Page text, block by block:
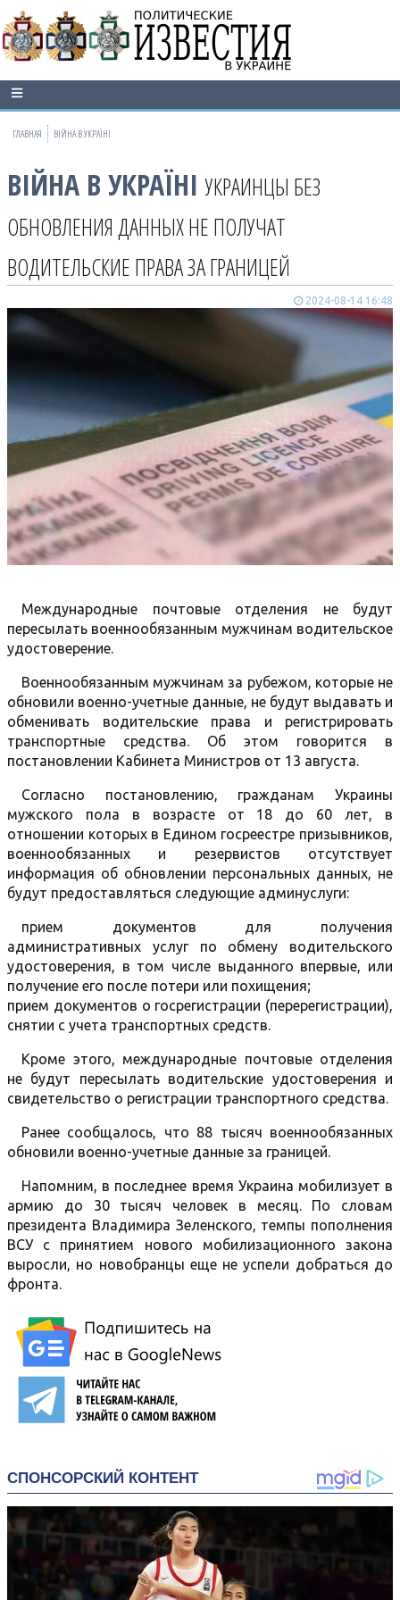
ГЛАВНАЯ ВІЙНА В УКРАЇНІ
ВІЙНА В УКРАЇНІ УКРАИНЦЫ БЕЗ
ОБНОВЛЕНИЯ ДАННЫХ НЕ ПОЛУЧАТ
ВОДИТЕЛЬСКИЕ ПРАВА ЗА ГРАНИЦЕЙ
2024-08-14 16:48
Международные почтовые отделения не будут
пересылать военнообязанным мужчинам водительское
удостоверение.
Военнообязанным мужчинам за рубежом, которые не
обновили военно-учетные данные, не будут выдавать и
обменивать водительские права и регистрировать
транспортные средства. Об этом говорится в
постановлении Кабинета Министров от 13 августа.
Согласно постановлению, гражданам Украины
мужского пола в возрасте от 18 до 60 лет, в
отношении которых в Едином госреестре призывников,
военнообязанных и резервистов отсутствует
информация об обновлении персональных данных, не
будут предоставляться следующие админуслуги:
прием документов для получения
административных услуг по обмену водительского
удостоверения, в том числе выданного впервые, или
получение его после потери или похищения;
прием документов о госрегистрации (перерегистрации),
снятии с учета транспортных средств.
Кроме этого, международные почтовые отделения
не будут пересылать водительские удостоверения и
свидетельство о регистрации транспортного средства.
Ранее сообщалось, что 88 тысяч военнообязанных
обновили военно-учетные данные за границей.
Напомним, в последнее время Украина мобилизует в
армию до 30 тысяч человек в месяц. По словам
президента Владимира Зеленского, темпы пополнения
ВСУ с принятием нового мобилизационного закона
выросли, но новобранцы еще не успели добраться до
фронта.